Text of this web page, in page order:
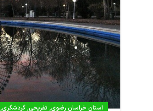
استان خراسان رضوی, تفریحی,گردشگری,